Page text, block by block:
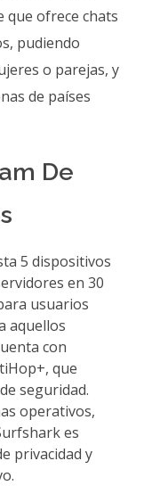
que ofrece chats
pudiendo
o parejas, y
de países
De
5 dispositivos
en 30
usuarios
aquellos
con
que
seguridad.
operativos,
es
privacidad y